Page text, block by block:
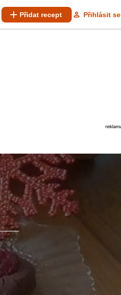
Přidat recept Přihlásit se